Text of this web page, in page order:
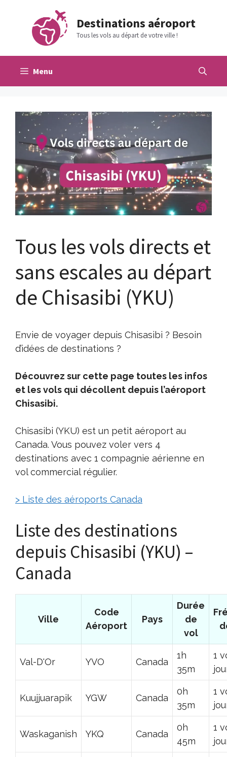
contenu
Destinations aéroport
Tous les vols au départ de votre ville !
Menu
Tous les vols directs et
sans escales au départ
de Chisasibi (YKU)
Envie de voyager depuis Chisasibi ? Besoin
d’idées de destinations ?
Découvrez sur cette page toutes les infos
et les vols qui décollent depuis l’aéroport
Chisasibi.
Chisasibi (YKU) est un petit aéroport au
Canada. Vous pouvez voler vers 4
destinations avec 1 compagnie aérienne en
vol commercial régulier.
> Liste des aéroports Canada
Liste des destinations
depuis Chisasibi (YKU) –
Canada
Ville
Code
Aéroport
Pays
Durée
de
vol
Val-D'Or YVO Canada
1h
35m
1
Kuujjuarapik YGW Canada
0h
35m
1
Waskaganish YKQ Canada
0h
45m
1